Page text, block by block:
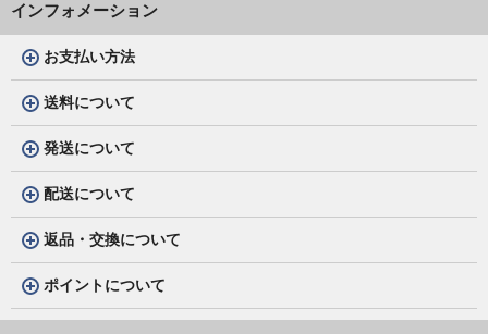
インフォメーション
お支払い方法
送料について
発送について
配送について
返品・交換について
ポイントについて